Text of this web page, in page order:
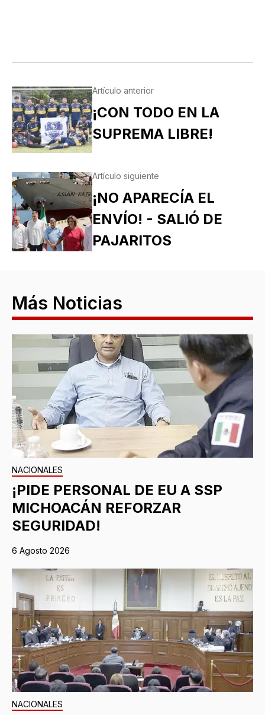
Artículo anterior
¡CON TODO EN LA
SUPREMA LIBRE!
Artículo siguiente
¡NO APARECÍA EL
ENVÍO! - SALIÓ DE
PAJARITOS
Más Noticias
NACIONALES
¡PIDE PERSONAL DE EU A SSP
MICHOACÁN REFORZAR
SEGURIDAD!
6 Agosto 2026
NACIONALES